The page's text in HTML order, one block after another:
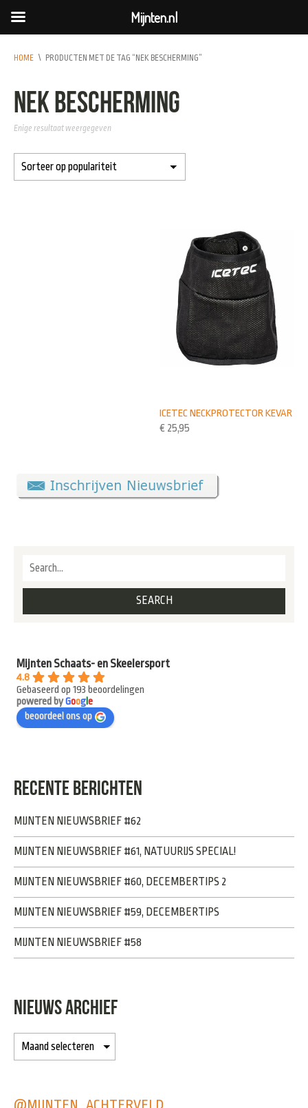
HOME \ PRODUCTEN MET DE TAG “NEK BESCHERMING”
nek bescherming
Enige resultaat weergegeven
ICETEC NECKPROTECTOR KEVAR
€ 25,95
Mijnten Schaats- en Skeelersport
4.8
Gebaseerd op 193 beoordelingen
powered byGoogle
beoordeel ons op
RECENTE BERICHTEN
MIJNTEN NIEUWSBRIEF #62
MIJNTEN NIEUWSBRIEF #61, NATUURIJS SPECIAL!
MIJNTEN NIEUWSBRIEF #60, DECEMBERTIPS 2
MIJNTEN NIEUWSBRIEF #59, DECEMBERTIPS
MIJNTEN NIEUWSBRIEF #58
NIEUWS ARCHIEF
@MIJNTEN_ACHTERVELD
Mijnten.nl